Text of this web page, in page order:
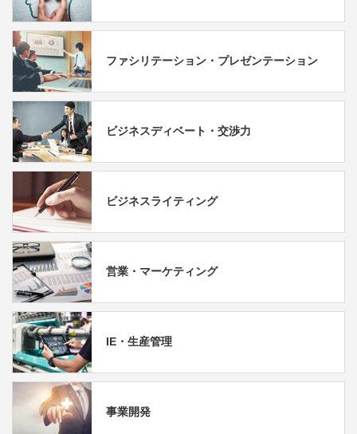
ファシリテーション・プレゼンテーション
ビジネスディベート・交渉力
ビジネスライティング
営業・マーケティング
IE・生産管理
事業開発